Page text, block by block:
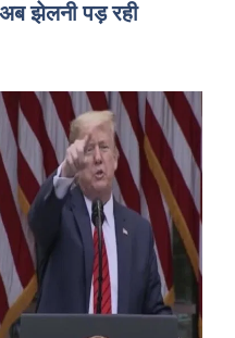
झेलनी पड़ रही